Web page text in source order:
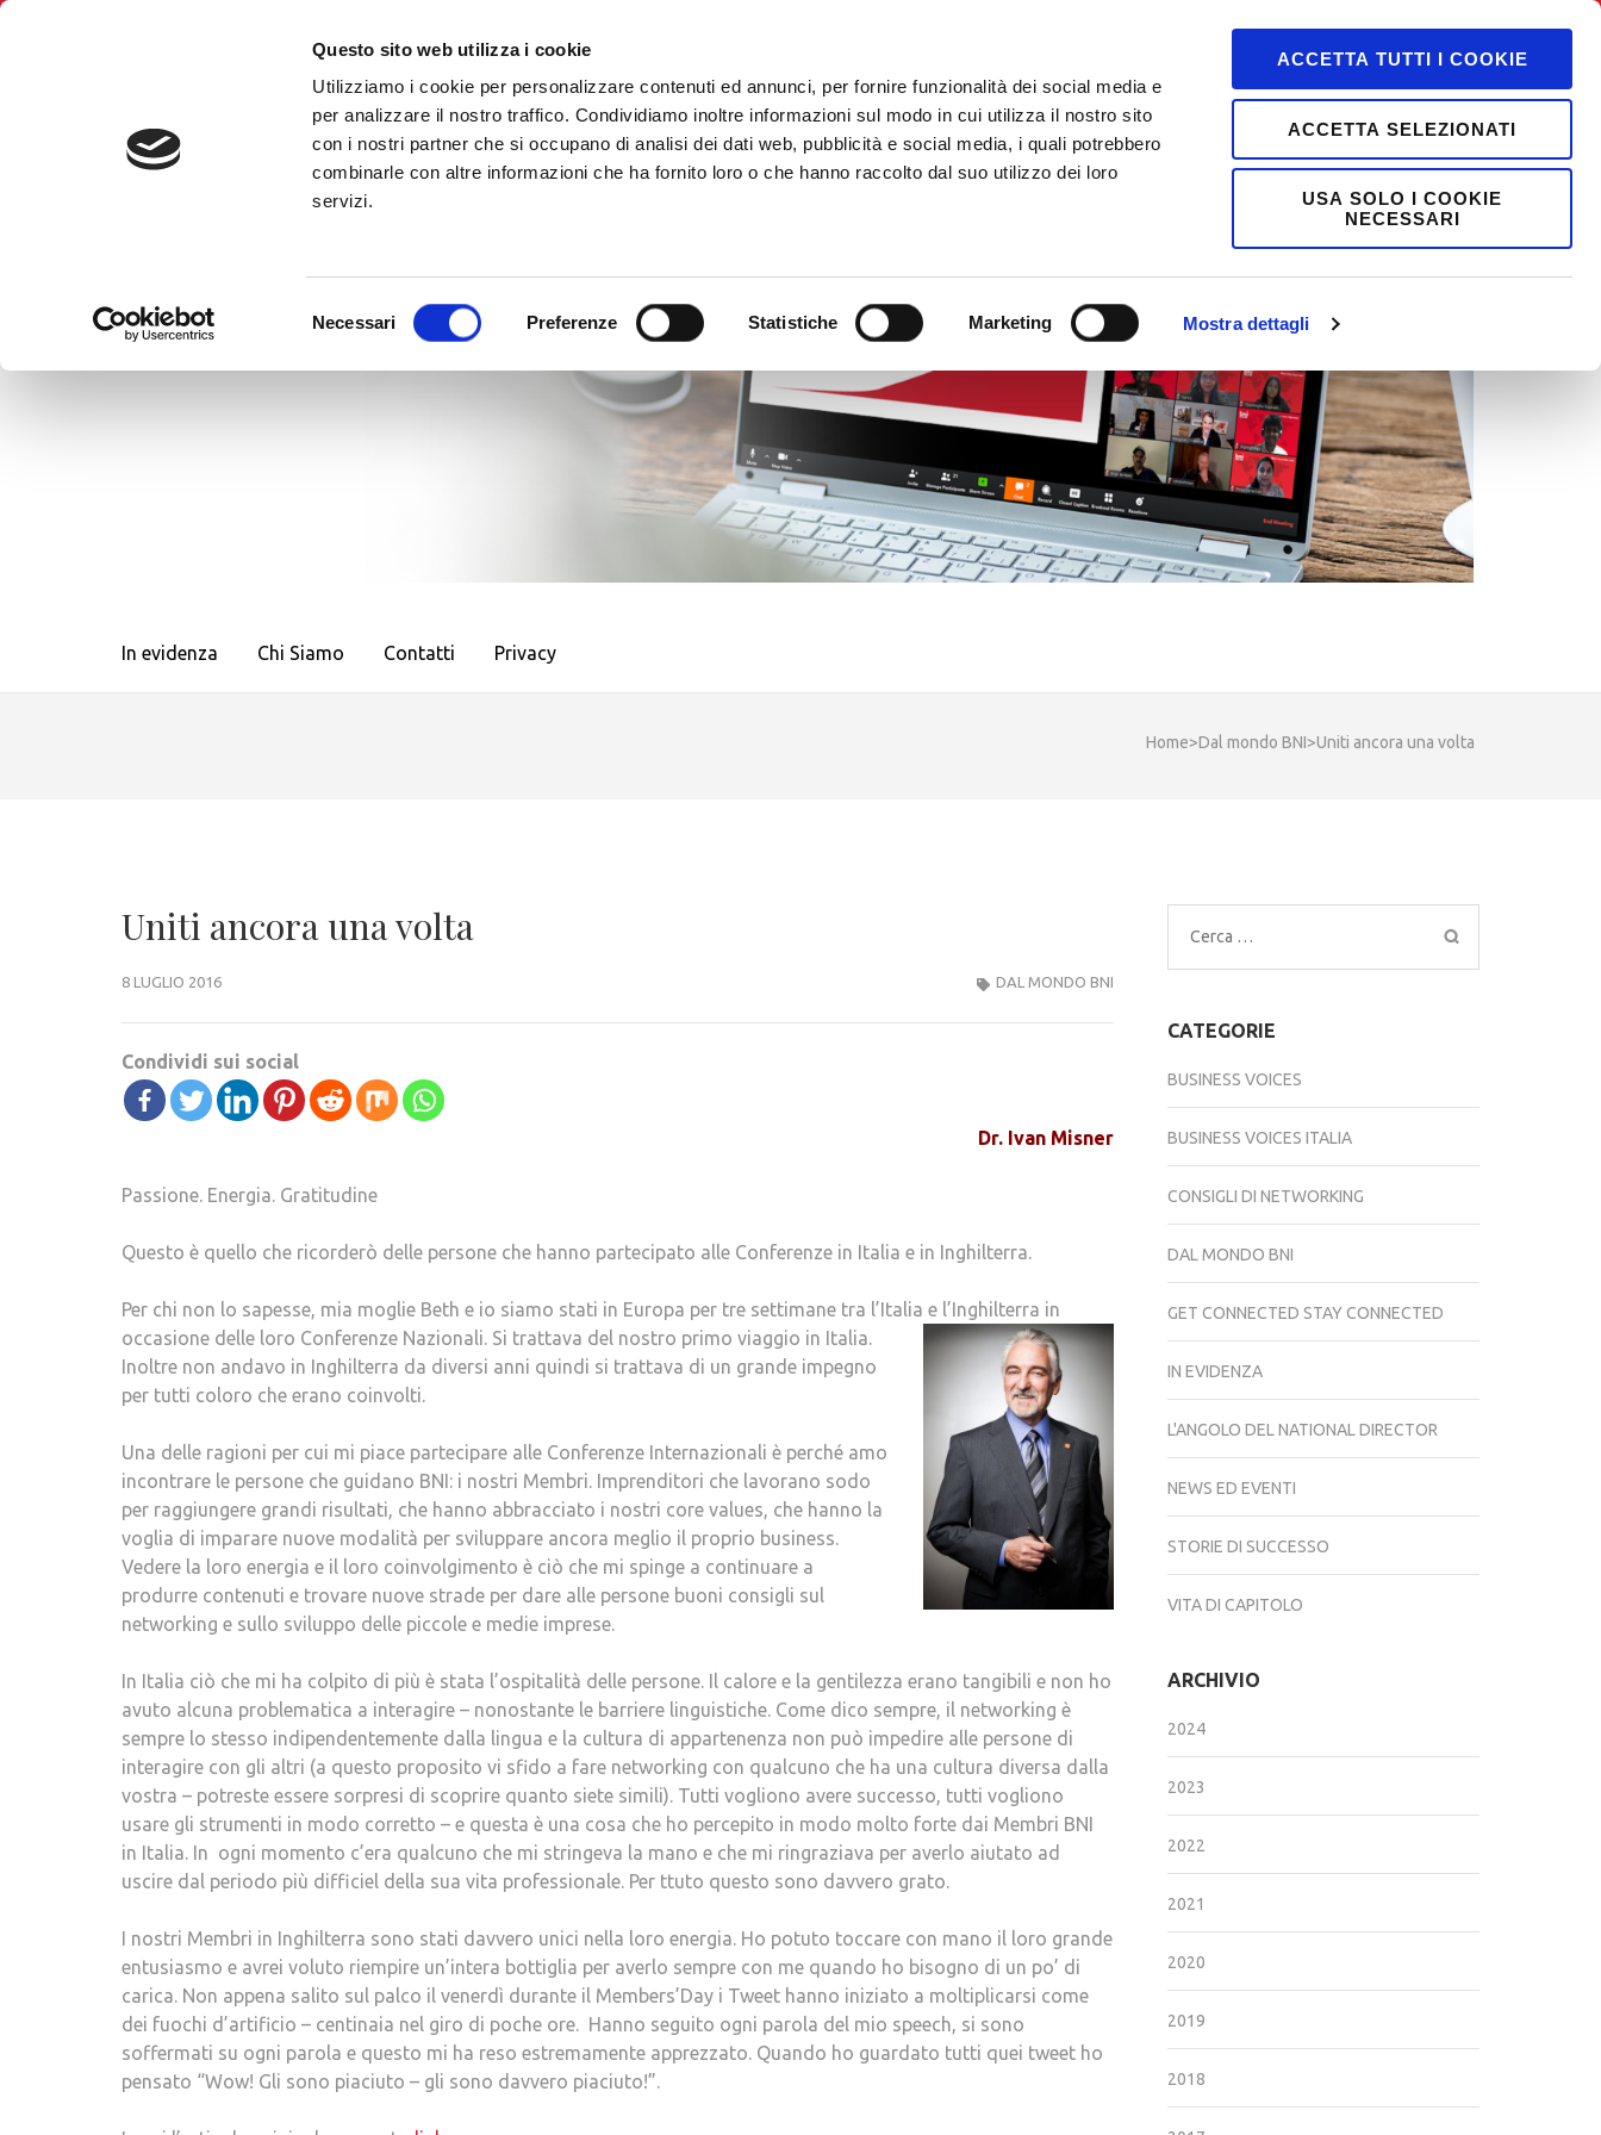
Questo sito web utilizza i cookie
Utilizziamo i cookie per personalizzare contenuti ed annunci, per fornire funzionalità dei social media e
per analizzare il nostro traffico. Condividiamo inoltre informazioni sul modo in cui utilizza il nostro sito
con i nostri partner che si occupano di analisi dei dati web, pubblicità e social media, i quali potrebbero
combinarle con altre informazioni che ha fornito loro o che hanno raccolto dal suo utilizzo dei loro
servizi.
Necessari Preferenze Statistiche Marketing Mostra dettagli
ACCETTA TUTTI I COOKIE
ACCETTA SELEZIONATI
USA SOLO I COOKIE
NECESSARI
Skip
In evidenza Chi Siamo Contatti Privacy
Home>Dal mondo BNI>Uniti ancora una volta
Uniti ancora una volta
8 LUGLIO 2016 DAL MONDO BNI
Condividi sui social
Dr. Ivan Misner
Passione. Energia. Gratitudine
Questo è quello che ricorderò delle persone che hanno partecipato alle Conferenze in Italia e in Inghilterra.
Per chi non lo sapesse, mia moglie Beth e io siamo stati in Europa per tre settimane tra l’Italia e l’Inghilterra in
occasione delle loro Conferenze Nazionali. Si trattava del nostro primo viaggio in Italia.
Inoltre non andavo in Inghilterra da diversi anni quindi si trattava di un grande impegno
per tutti coloro che erano coinvolti.
Una delle ragioni per cui mi piace partecipare alle Conferenze Internazionali è perché amo
incontrare le persone che guidano BNI: i nostri Membri. Imprenditori che lavorano sodo
per raggiungere grandi risultati, che hanno abbracciato i nostri core values, che hanno la
voglia di imparare nuove modalità per sviluppare ancora meglio il proprio business.
Vedere la loro energia e il loro coinvolgimento è ciò che mi spinge a continuare a
produrre contenuti e trovare nuove strade per dare alle persone buoni consigli sul
networking e sullo sviluppo delle piccole e medie imprese.
In Italia ciò che mi ha colpito di più è stata l’ospitalità delle persone. Il calore e la gentilezza erano tangibili e non ho
avuto alcuna problematica a interagire – nonostante le barriere linguistiche. Come dico sempre, il networking è
sempre lo stesso indipendentemente dalla lingua e la cultura di appartenenza non può impedire alle persone di
interagire con gli altri (a questo proposito vi sfido a fare networking con qualcuno che ha una cultura diversa dalla
vostra – potreste essere sorpresi di scoprire quanto siete simili). Tutti vogliono avere successo, tutti vogliono
usare gli strumenti in modo corretto – e questa è una cosa che ho percepito in modo molto forte dai Membri BNI
in Italia. In ogni momento c’era qualcuno che mi stringeva la mano e che mi ringraziava per averlo aiutato ad
uscire dal periodo più difficiel della sua vita professionale. Per ttuto questo sono davvero grato.
I nostri Membri in Inghilterra sono stati davvero unici nella loro energia. Ho potuto toccare con mano il loro grande
entusiasmo e avrei voluto riempire un’intera bottiglia per averlo sempre con me quando ho bisogno di un po’ di
carica. Non appena salito sul palco il venerdì durante il Members’Day i Tweet hanno iniziato a moltiplicarsi come
dei fuochi d’artificio – centinaia nel giro di poche ore. Hanno seguito ogni parola del mio speech, si sono
soffermati su ogni parola e questo mi ha reso estremamente apprezzato. Quando ho guardato tutti quei tweet ho
pensato “Wow! Gli sono piaciuto – gli sono davvero piaciuto!”.
Ricerca
per:
CATEGORIE
BUSINESS VOICES
BUSINESS VOICES ITALIA
CONSIGLI DI NETWORKING
DAL MONDO BNI
GET CONNECTED STAY CONNECTED
IN EVIDENZA
L'ANGOLO DEL NATIONAL DIRECTOR
NEWS ED EVENTI
STORIE DI SUCCESSO
VITA DI CAPITOLO
ARCHIVIO
2024
2023
2022
2021
2020
2019
2018